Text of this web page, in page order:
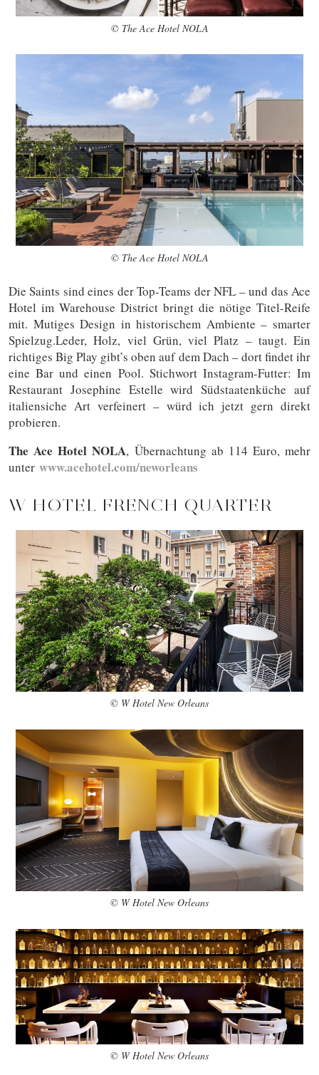
© The Ace Hotel NOLA
© The Ace Hotel NOLA
Die Saints sind eines der Top-Teams der NFL – und das Ace
Hotel im Warehouse District bringt die nötige Titel-Reife
mit. Mutiges Design in historischem Ambiente – smarter
Spielzug.Leder, Holz, viel Grün, viel Platz – taugt. Ein
richtiges Big Play gibt’s oben auf dem Dach – dort findet ihr
eine Bar und einen Pool. Stichwort Instagram-Futter: Im
Restaurant Josephine Estelle wird Südstaatenküche auf
italiensiche Art verfeinert – würd ich jetzt gern direkt
probieren.
The Ace Hotel NOLA, Übernachtung ab 114 Euro, mehr
unter www.acehotel.com/neworleans
W HOTEL FRENCH QUARTER
© W Hotel New Orleans
© W Hotel New Orleans
© W Hotel New Orleans